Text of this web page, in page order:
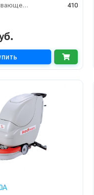
Ширина всасывающей балки (мм)
410